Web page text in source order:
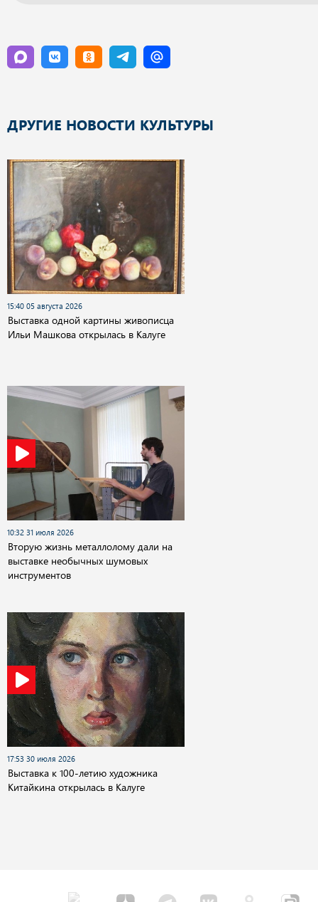
ДРУГИЕ НОВОСТИ КУЛЬТУРЫ
15:40 05 августа 2026
Выставка одной картины живописца
Ильи Машкова открылась в Калуге
10:32 31 июля 2026
Вторую жизнь металлолому дали на
выставке необычных шумовых
инструментов
17:53 30 июля 2026
Выставка к 100-летию художника
Китайкина открылась в Калуге